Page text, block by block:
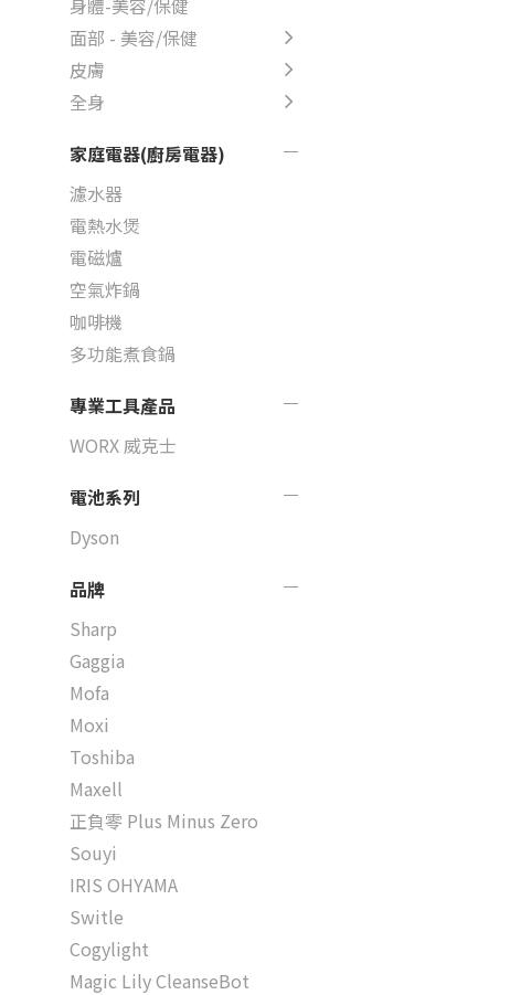
身體-美容/保健
面部 - 美容/保健
皮膚
全身
家庭電器(廚房電器)
濾水器
電熱水煲
電磁爐
空氣炸鍋
咖啡機
多功能煮食鍋
專業工具產品
WORX 威克士
電池系列
Dyson
品牌
Sharp
Gaggia
Mofa
Moxi
Toshiba
Maxell
正負零 Plus Minus Zero
Souyi
IRIS OHYAMA
Switle
Cogylight
Magic Lily CleanseBot